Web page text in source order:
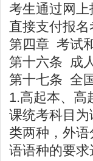
考生通过网
直接支付报名
第四章 考试
第十六条 成
第十七条 全
1.高起本、高
课统考科目
类两种，外
语语种的要